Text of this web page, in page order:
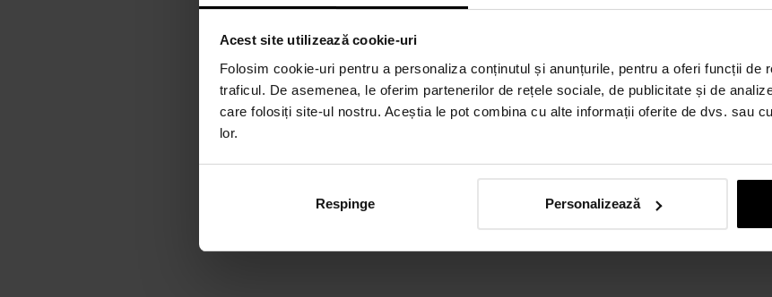
Acest site utilizează cookie-uri
Folosim cookie-uri pentru a personaliza conținutul și anunțurile, pentru a oferi funcții de
traficul. De asemenea, le oferim partenerilor de rețele sociale, de publicitate și de
care folosiți site-ul nostru. Aceștia le pot combina cu alte informații oferite de dvs. sau
lor.
Respinge Personalizează